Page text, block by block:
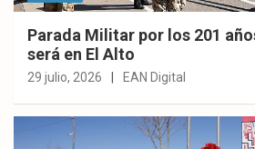
Parada Militar por los 201
será en El Alto
29 julio, 2026 EAN Digital